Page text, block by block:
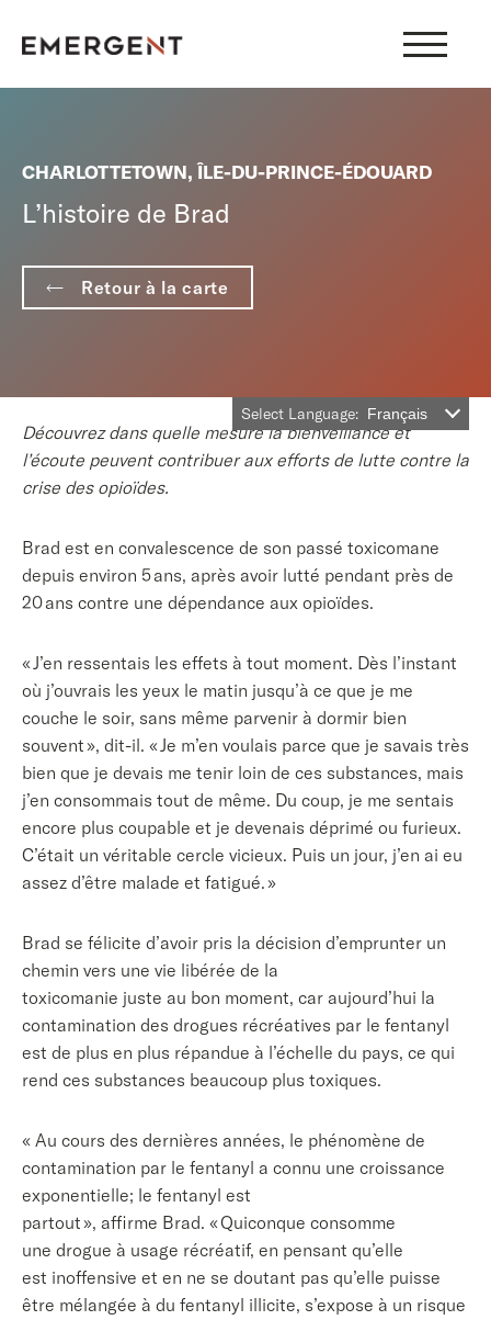
CHARLOTTETOWN, ÎLE-DU-PRINCE-ÉDOUARD
L’histoire de Brad
Retour à la carte
Select Language: Français
Découvrezdans quelle mesure la bienveillance et
l’écoute peuvent contribuer aux efforts de lutte contre la
crise des opioïdes.
Brad est en convalescence de son passé toxicomane
depuis environ 5 ans, après avoir lutté pendant près de
20 ans contre une dépendance aux opioïdes.
« J’en ressentais les effets à tout moment. Dès l’instant
où j’ouvrais les yeux le matin jusqu’à ce que je me
couche le soir, sans même parvenir à dormir bien
souvent », dit-il. « Je m’en voulais parce que je savais très
bien que je devais me tenir loin de ces substances, mais
j’en consommais tout de même. Du coup, je me sentais
encore plus coupable et je devenais déprimé ou furieux.
C’était un véritable cercle vicieux. Puis un jour, j’en ai eu
assez d’être malade et fatigué. »
Brad se félicite d’avoir pris la décision d’emprunter un
chemin vers une vie libérée de la
toxicomanie juste au bon moment, car aujourd’hui la
contamination des drogues récréatives par le fentanyl
est de plus en plus répandue à l’échelle du pays, ce qui
rend ces substances beaucoup plus toxiques.
« Au cours des dernières années, le phénomène de
contamination par le fentanyl a connu une croissance
exponentielle; le fentanyl est
partout », affirme Brad. « Quiconque consomme
une drogue à usage récréatif, en pensant qu’elle
est inoffensive et en ne se doutant pas qu’elle puisse
être mélangée à du fentanyl illicite, s’expose à un risque